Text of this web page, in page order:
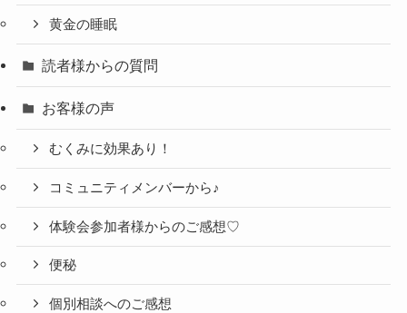
黄金の睡眠
読者様からの質問
お客様の声
むくみに効果あり！
コミュニティメンバーから♪
体験会参加者様からのご感想♡
便秘
個別相談へのご感想